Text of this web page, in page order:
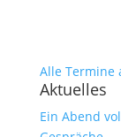
Alle Termine
Aktuelles
Ein Abend